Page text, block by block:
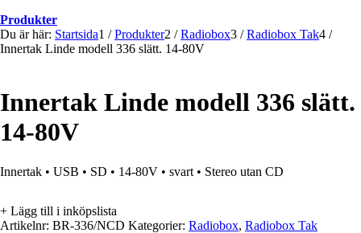
Produkter
Du är här: Startsida1 / Produkter2 / Radiobox3 / Radiobox Tak4 /
Innertak Linde modell 336 slätt. 14-80V
Innertak Linde modell 336 slätt.
14-80V
Innertak • USB • SD • 14-80V • svart • Stereo utan CD
+ Lägg till i inköpslista
Artikelnr: BR-336/NCD Kategorier: Radiobox, Radiobox Tak